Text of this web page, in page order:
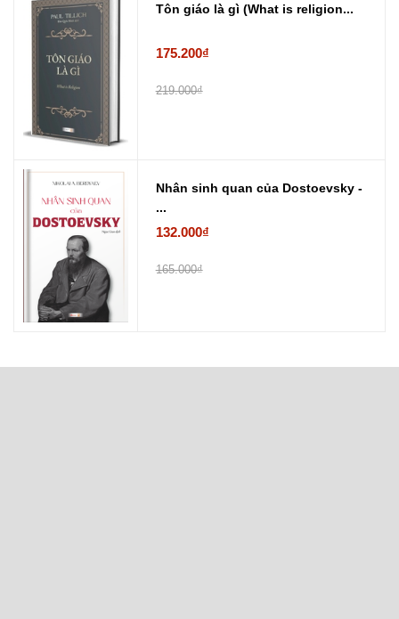
Tôn giáo là gì (What is religion...
175.200₫
219.000₫
Nhân sinh quan của Dostoevsky -
...
132.000₫
165.000₫